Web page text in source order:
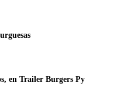
en Trailer Burgers Py